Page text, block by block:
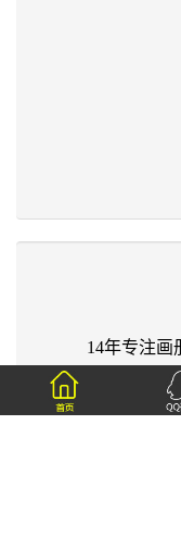
14年专注画
长盛商务大